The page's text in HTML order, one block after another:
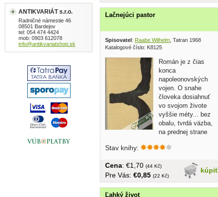
Lačnejúci pastor
Spisovatel: Raabe Wilhelm , Tatran 1968
Katalogové číslo: K8125
Román je z čias
konca
napoleonovských
vojen. O snahe
človeka dosiahnuť
vo svojom živote
vyššie méty... bez
obalu, tvrdá väzba,
na prednej strane
Stav knihy:
kúpiť
Cena: €1,70 (44 Kč)
Pre Vás: €0,85 (22 Kč)
Ľahký život
ANTIKVARIÁT s.r.o.
Radničné námestie 46
08501 Bardejov
tel: 054 474 4424
mob: 0903 612078
info@antikvariatshop.sk